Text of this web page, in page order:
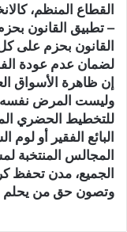
القطاع المنظم،
– تطبيق القانون
القانون بحزم على
لضمان عدم عودة
إن ظاهرة الأسواق
وليست المرض نفسه.
للتخطيط الحضري
البائع الفقير أو
المجالس المنتخبة
الجميع، مدن تحفظ
وتصون حق من يحلم